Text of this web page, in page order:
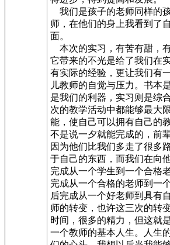
我们是孩子的老师同样的
师，在他们的身上我看到了
面。
本次的实习，有苦有甜，
它带来的不光是给了我们在
有实际的经验，更让我们有
儿教师的自觉与压力。书本
是我们的利器，实习则是综
次的教学活动中都能够最大
能，使自己可以拥有自己的
不是说一夕就能完成的，前
因为他们比我们多走了很多
于自己的东西，而我们在向
完成从一个学生到一个合格
完成从一个合格的老师到一
后完成从一个好老师到具有
师的转变，也许这三次的转
时间，很多的精力，但这就
一个教师的基本人生。人生